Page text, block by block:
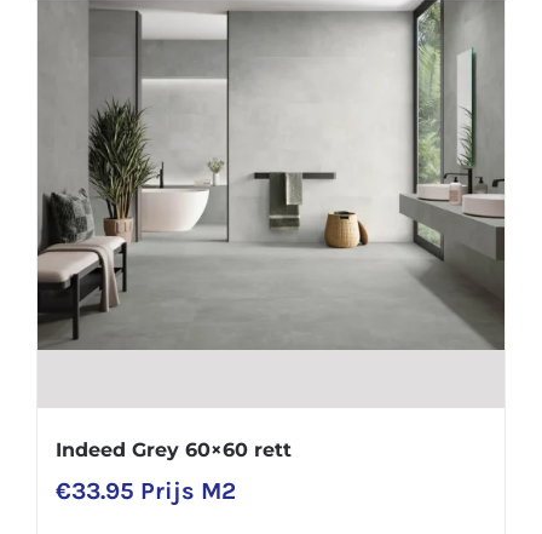
Indeed Grey 60×60 rett
€33.95 Prijs M2